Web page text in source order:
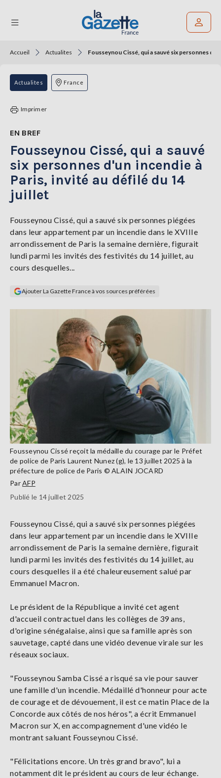
THÉMATIQUES
RÉGIONS
TENDANCES
SERVICES
LA
GAZETTE
connecter
S'abonner
Accueil Actualites Fousseynou Cissé, qui a sauvé six personnes
Actualites France
Imprimer
EN BREF
Fousseynou Cissé, qui a sauvé
six personnes d'un incendie à
Paris, invité au défilé du 14
juillet
Fousseynou Cissé, qui a sauvé six personnes piégées
dans leur appartement par un incendie dans le XVIIIe
arrondissement de Paris la semaine dernière, figurait
lundi parmi les invités des festivités du 14 juillet, au
cours desquelles...
Ajouter La Gazette France à vos sources préférées
Fousseynou Cissé reçoit la médaille du courage par le Préfet
de police de Paris Laurent Nunez (g), le 13 juillet 2025 à la
préfecture de police de Paris © ALAIN JOCARD
ParAFP
Publié le 14 juillet 2025
Fousseynou Cissé, qui a sauvé six personnes piégées
dans leur appartement par un incendie dans le XVIIIe
arrondissement de Paris la semaine dernière, figurait
lundi parmi les invités des festivités du 14 juillet, au
cours desquelles il a été chaleureusement salué par
Emmanuel Macron.
Le président de la République a invité cet agent
d'accueil contractuel dans les collèges de 39 ans,
d'origine sénégalaise, ainsi que sa famille après son
sauvetage, capté dans une vidéo devenue virale sur les
réseaux sociaux.
"Fousseynou Samba Cissé a risqué sa vie pour sauver
une famille d'un incendie. Médaillé d'honneur pour acte
de courage et de dévouement, il est ce matin Place de la
Concorde aux côtés de nos héros", a écrit Emmanuel
Macron sur X, en accompagnement d'une vidéo le
montrant saluant Fousseynou Cissé.
"Félicitations encore. Un très grand bravo", lui a
notamment dit le président au cours de leur échange.